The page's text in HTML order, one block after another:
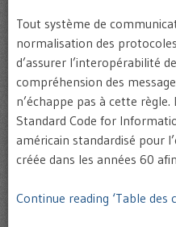
Tout système de
normalisation des
d’assurer l’interopérabilité
compréhension des
n’échappe pas à cette
Standard Code for
américain standardisé pour
créée dans les années 60
Continue reading ‘Table des